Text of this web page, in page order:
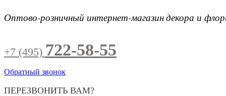
Оптово-розничный интернет-магазиндекора и
+7 (495) 722-58-55
Обратный звонок
ПЕРЕЗВОНИТЬ ВАМ?